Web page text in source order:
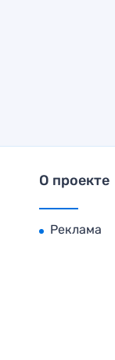
О проекте
Реклама